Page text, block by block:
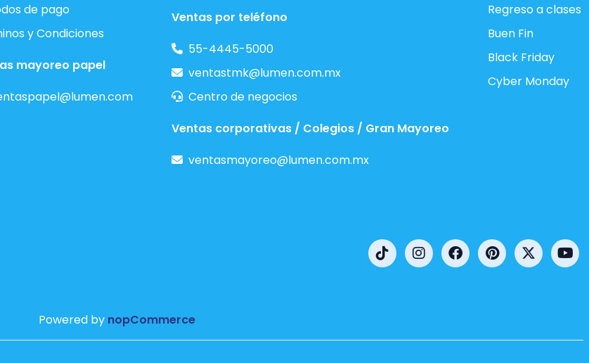
de pago
y Condiciones
mayoreo papel
Ventas por teléfono
55-4445-5000
ventastmk@lumen.com.mx
Centro de negocios
Ventas corporativas / Colegios / Gran Mayoreo
ventasmayoreo@lumen.com.mx
Regreso a clases
Buen Fin
Black Friday
Cyber Monday
Powered by nopCommerce